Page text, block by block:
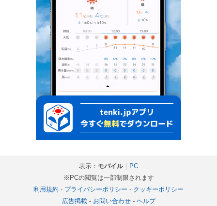
表示： モバイル｜ PC
※PCの閲覧は一部制限されます
利用規約 - プライバシーポリシー - クッキーポリシー
広告掲載- お問い合わせ- ヘルプ